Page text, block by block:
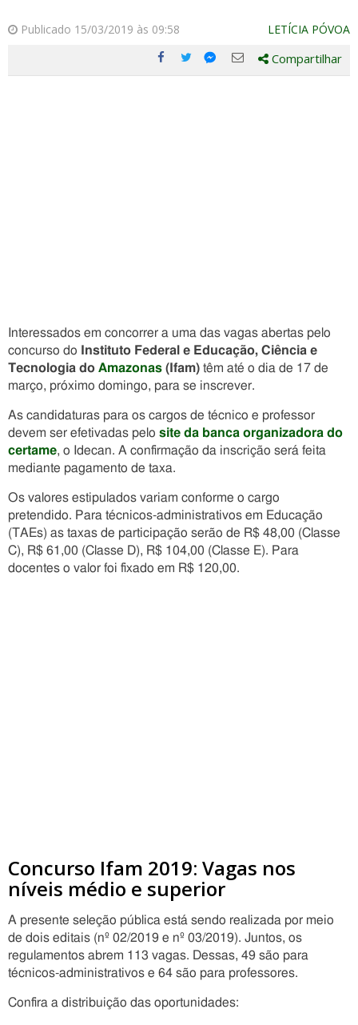
Publicado 15/03/2019 às 09:58 LETÍCIA PÓVOA
Compartilhe
Compartilhe
Compartilhe
Compartilhe
Compartilhar
Interessados em concorrer a uma das vagas abertas pelo
concurso do
Instituto Federal e Educação, Ciência e
Tecnologia do Amazonas (Ifam) têm até o dia de 17 de
março, próximo domingo, para se inscrever.
As candidaturas para os cargos de técnico e professor
devem ser efetivadas pelo site da banca organizadora do
certame, o Idecan. A confirmação da inscrição será feita
mediante pagamento de taxa.
Os valores estipulados variam conforme o cargo
pretendido. Para técnicos-administrativos em Educação
(TAEs) as taxas de participação serão de R$ 48,00 (Classe
C), R$ 61,00 (Classe D), R$ 104,00 (Classe E). Para
docentes o valor foi fixado em R$ 120,00.
Concurso Ifam 2019: Vagas nos
níveis médio e superior
A presente seleção pública está sendo realizada por meio
de dois editais (nº 02/2019 e nº 03/2019). Juntos, os
regulamentos abrem 113 vagas. Dessas, 49 são para
técnicos-administrativos e 64 são para professores.
Confira a distribuição das oportunidades: